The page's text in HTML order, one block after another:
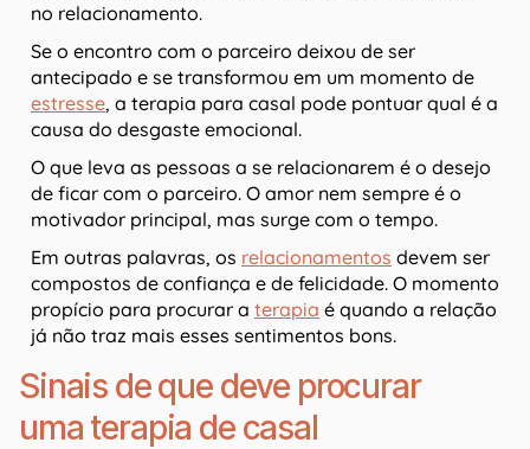
no relacionamento.
Se o encontro com o parceiro deixou de ser
antecipado e se transformou em um momento de
estresse, a terapia para casal pode pontuar qual é a
causa do desgaste emocional.
O que leva as pessoas a se relacionarem é o desejo
de ficar com o parceiro. O amor nem sempre é o
motivador principal, mas surge com o tempo.
Em outras palavras, os relacionamentos devem ser
compostos de confiança e de felicidade. O momento
propício para procurar a terapia é quando a relação
já não traz mais esses sentimentos bons.
Sinais de que deve procurar
uma terapia de casal